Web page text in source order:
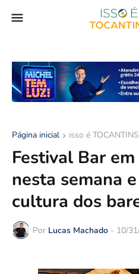
Página inicial isso é TOCANTINS
Festival Bar
nesta semana
cultura dos
Por Lucas Machado - 10/